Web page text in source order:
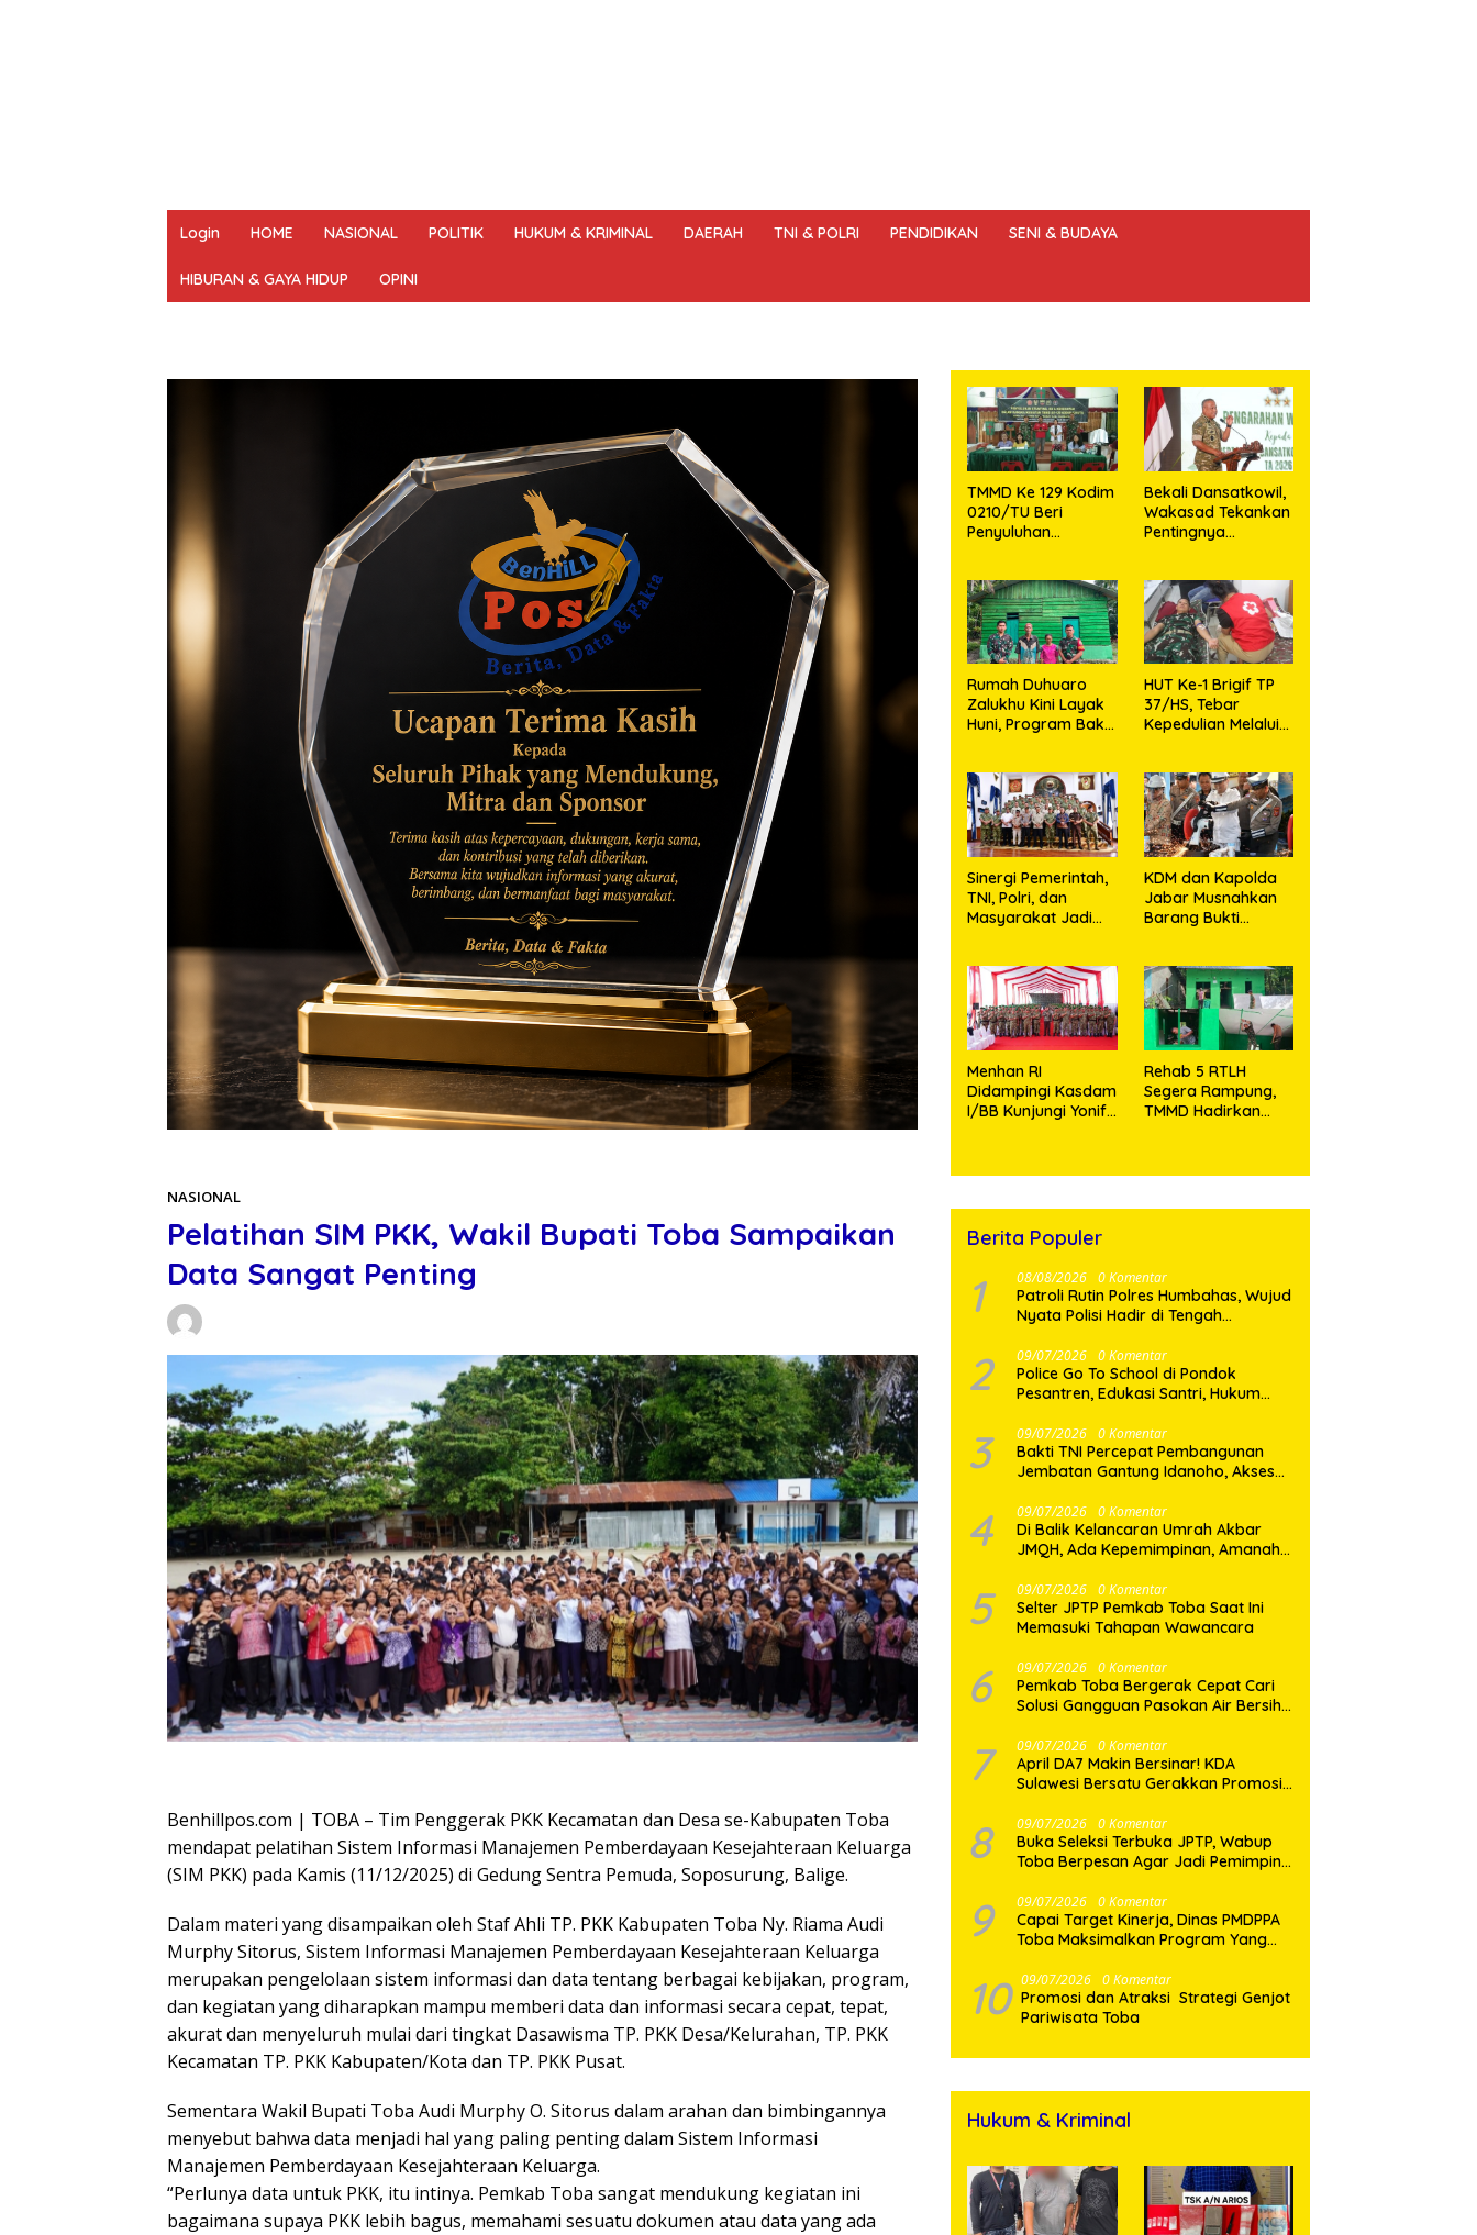
Login HOME NASIONAL POLITIK HUKUM & KRIMINAL DAERAH TNI & POLRI PENDIDIKAN SENI & BUDAYA
HIBURAN & GAYA HIDUP OPINI
NASIONAL
Pelatihan SIM PKK, Wakil Bupati Toba Sampaikan
Data Sangat Penting
Benhillpos.com | TOBA – Tim Penggerak PKK Kecamatan dan Desa se-Kabupaten Toba
mendapat pelatihan Sistem Informasi Manajemen Pemberdayaan Kesejahteraan Keluarga
(SIM PKK) pada Kamis (11/12/2025) di Gedung Sentra Pemuda, Soposurung, Balige.
Dalam materi yang disampaikan oleh Staf Ahli TP. PKK Kabupaten Toba Ny. Riama Audi
Murphy Sitorus, Sistem Informasi Manajemen Pemberdayaan Kesejahteraan Keluarga
merupakan pengelolaan sistem informasi dan data tentang berbagai kebijakan, program,
dan kegiatan yang diharapkan mampu memberi data dan informasi secara cepat, tepat,
akurat dan menyeluruh mulai dari tingkat Dasawisma TP. PKK Desa/Kelurahan, TP. PKK
Kecamatan TP. PKK Kabupaten/Kota dan TP. PKK Pusat.
Sementara Wakil Bupati Toba Audi Murphy O. Sitorus dalam arahan dan bimbingannya
menyebut bahwa data menjadi hal yang paling penting dalam Sistem Informasi
Manajemen Pemberdayaan Kesejahteraan Keluarga.
“Perlunya data untuk PKK, itu intinya. Pemkab Toba sangat mendukung kegiatan ini
bagaimana supaya PKK lebih bagus, memahami sesuatu dokumen atau data yang ada
TMMD Ke 129 Kodim
0210/TU Beri
Penyuluhan
Stunting di Desa
Sijarango
Bekali Dansatkowil,
Wakasad Tekankan
Pentingnya
Rumah Duhuaro
Zalukhu Kini Layak
Huni, Program Bakti
Nias Utara
HUT Ke-1 Brigif TP
37/HS, Tebar
Kepedulian Melalui
Harapan Hidup Bagi
Yang
Membutuhkan
Sinergi Pemerintah,
TNI, Polri, dan
Masyarakat Jadi
Kondusif
KDM dan Kapolda
Jabar Musnahkan
Barang Bukti
Brong dan
Tramadol
Menhan RI
Didampingi Kasdam
I/BB Kunjungi Yonif
Rehab 5 RTLH
Segera Rampung,
TMMD Hadirkan
Berita Populer
1 08/08/2026 0 Komentar
Patroli Rutin Polres Humbahas, Wujud
Nyata Polisi Hadir di Tengah
2 09/07/2026 0 Komentar
Police Go To School di Pondok
Pesantren, Edukasi Santri, Hukum
Muda
3 09/07/2026 0 Komentar
Bakti TNI Percepat Pembangunan
Jembatan Gantung Idanoho, Akses
Pulih
4 09/07/2026 0 Komentar
Di Balik Kelancaran Umrah Akbar
JMQH, Ada Kepemimpinan, Amanah,
5 09/07/2026 0 Komentar
Selter JPTP Pemkab Toba Saat Ini
Memasuki Tahapan Wawancara
6 09/07/2026 0 Komentar
Pemkab Toba Bergerak Cepat Cari
Solusi Gangguan Pasokan Air Bersih
7 09/07/2026 0 Komentar
April DA7 Makin Bersinar! KDA
Sulawesi Bersatu Gerakkan Promosi
8 09/07/2026 0 Komentar
Buka Seleksi Terbuka JPTP, Wabup
Toba Berpesan Agar Jadi Pemimpin
9 09/07/2026 0 Komentar
Capai Target Kinerja, Dinas PMDPPA
Toba Maksimalkan Program Yang
10 09/07/2026 0 Komentar
Promosi dan Atraksi Strategi Genjot
Pariwisata Toba
Hukum & Kriminal